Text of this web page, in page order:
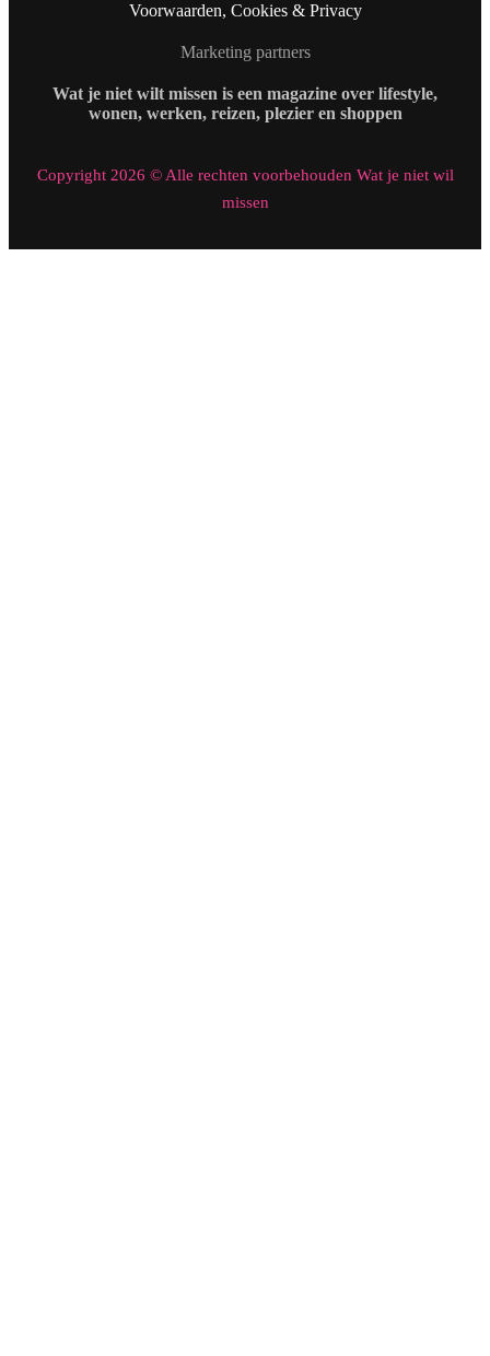
Voorwaarden, Cookies & Privacy
Marketing partners
Wat je niet wilt missen is een magazine over lifestyle,
wonen, werken, reizen, plezier en shoppen
Copyright 2026 © Alle rechten voorbehouden Wat je niet wil
missen